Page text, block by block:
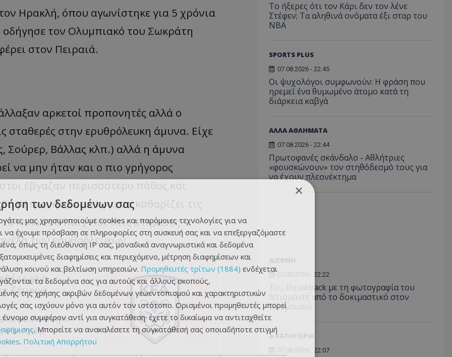
Ηρακλή, όπου αγωνίστηκε για 5 χρόνια
τον Ολυμπιακό του Σωκράτη
στον Πειραιά.
αρκετοί προπονητές αλλά ο
σταθερές στην ερυθρόλευκη άμυνα. Είχε
Σούρερ, Βάλλας κλπ.) αλλά η άμυνα
να μην ήταν και ο πιο γρήγορος
έβγαζαν περισσότερο πάθος και
ήταν εκεί για να καθαρίζει τις
καλό του παιχνίδι στις στημένες
των ερυθρόλευκων.
για
ξένους
με επίκεντρο
Το ήξερες ότι τον Κάρι δεν τον λένε
Στέφεν; Τα αληθινά ονόματα έξι σταρ του
NBA
SPORTS PLUS
07.08.2026 - 22:45
Οι ψυχολόγοι συμφωνούν: Η φράση που
ηρεμεί ένα θυμωμένο άτομο κατά τη
διάρκεια καβγά
ΑΛΛΑ ΑΘΛΗΜΑΤΑ
07.08.2026 - 22:44
Πρωτοφανές σκάνδαλο - Aθλήτριες
«φουσκώνουν» τον στηθόδεσμό τους για
να έχουν πλεονέκτημα
07.08.2026 - 22:22
Το... throwback με τη φωτογραφία του
Ντιομαντέ από το δοκιμαστικό στον
Ολυμπιακό
Α ΚΑΤΗΓΟΡΙΑ
07.08.2026 - 22:07
×
των δεδομένων σας
μας χρησιμοποιούμε cookies και παρόμοιες τεχνολογίες για να
να έχουμε πρόσβαση σε πληροφορίες στη συσκευή σας και να επεξεργαζόμαστε
όπως τη διεύθυνση IP σας, μοναδικά αναγνωριστικά και δεδομένα
διαφημίσεις και περιεχόμενο, μέτρηση διαφημίσεων και
κοινού και βελτίωση υπηρεσιών. Προμηθευτές τρίτων (1884) ενδέχεται
τα δεδομένα σας για αυτούς και άλλους σκοπούς,
της χρήσης ακριβών δεδομένων γεωεντοπισμού και χαρακτηριστικών
σας ισχύουν μόνο για αυτόν τον ιστότοπο. Ορισμένοι προμηθευτές μπορεί
συμφέρον αντί για συγκατάθεση· έχετε το δικαίωμα να αντιταχθείτε
. Μπορείτε να ανακαλέσετε τη συγκατάθεσή σας οποιαδήποτε στιγμή
. Πολιτική Απορρήτου